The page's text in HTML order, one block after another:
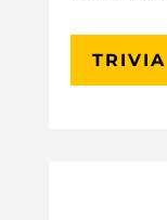
TRIVIA